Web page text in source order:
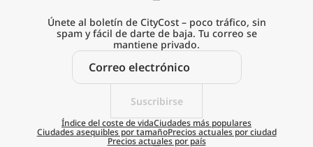
Explora el
coste de vida real
estés donde estés
Suscribirse
Únete al boletín de CityCost – poco tráfico, sin
spam y fácil de darte de baja. Tu correo se
mantiene privado.
Índice del coste de vidaCiudades más populares
Ciudades asequibles por tamañoPrecios actuales por ciudad
Precios actuales por país